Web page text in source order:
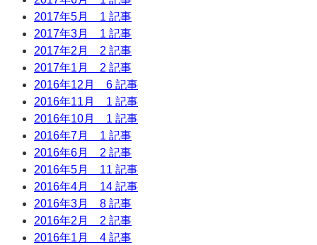
2017年5月 1 記事
2017年3月 1 記事
2017年2月 2 記事
2017年1月 2 記事
2016年12月 6 記事
2016年11月 1 記事
2016年10月 1 記事
2016年7月 1 記事
2016年6月 2 記事
2016年5月 11 記事
2016年4月 14 記事
2016年3月 8 記事
2016年2月 2 記事
2016年1月 4 記事